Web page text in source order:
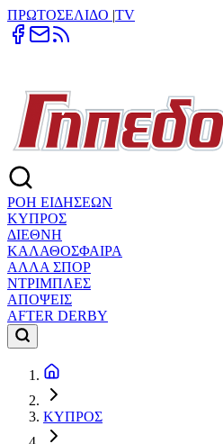
ΠΡΩΤΟΣΕΛΙΔΟ |TV
ΡΟΗ ΕΙΔΗΣΕΩΝ
ΚΥΠΡΟΣ
ΔΙΕΘΝΗ
ΚΑΛΑΘΟΣΦΑΙΡΑ
ΑΛΛΑ ΣΠΟΡ
ΝΤΡΙΜΠΛΕΣ
ΑΠΟΨΕΙΣ
AFTER DERBY
ΚΥΠΡΟΣ